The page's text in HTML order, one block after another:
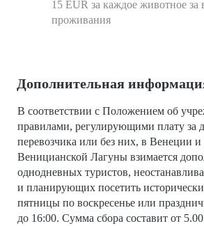
15 EUR за каждое животное за
проживания
Дополнительная
В соответствии с Положением об учреждении и
правилами, регулирующими плату за
перевозчика или без них, в Венеции
Веницианской Лагуны взимается
однодневных туристов,
и планирующих посетить
пятницы по воскресенье или
до 16:00. Сумма сбора составит от